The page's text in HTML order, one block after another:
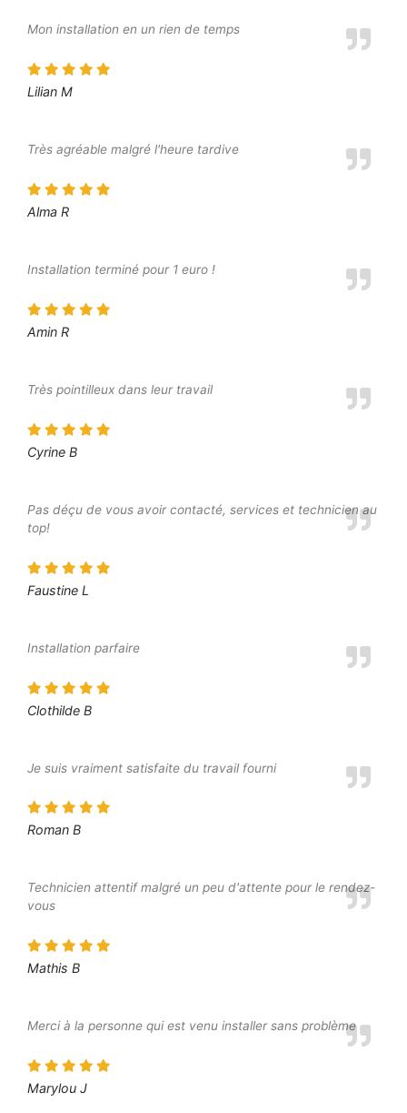
Mon installation en un rien de temps
Lilian M
Très agréable malgré l'heure tardive
Alma R
Installation terminé pour 1 euro !
Amin R
Très pointilleux dans leur travail
Cyrine B
Pas déçu de vous avoir contacté, services et technicien au
top!
Faustine L
Installation parfaire
Clothilde B
Je suis vraiment satisfaite du travail fourni
Roman B
Technicien attentif malgré un peu d'attente pour le rendez-
vous
Mathis B
Merci à la personne qui est venu installer sans problème
Marylou J